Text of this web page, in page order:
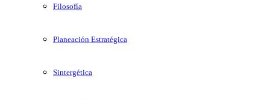
Filosofía
Planeación Estratégica
Sintergética